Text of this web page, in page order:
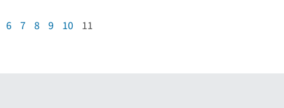
6 7 8 9 10 11